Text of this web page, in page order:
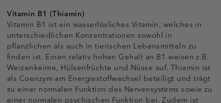
Vitamin B1 (Thiamin)
Vitamin B1 ist ein wasserlösliches Vitamin, welches in
unterschiedlichen Konzentrationen sowohl in
pflanzlichen als auch in tierischen Lebensmitteln zu
finden ist. Einen relativ hohen Gehalt an B1 weisen z.B.
Weizenkeime, Hülsenfrüchte und Nüsse auf. Thiamin ist
als Coenzym am Energiestoffwechsel beteiligt und trägt
zu einer normalen Funktion des Nervensystems sowie zu